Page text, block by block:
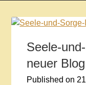
Seele-
neuer Blog
Published on